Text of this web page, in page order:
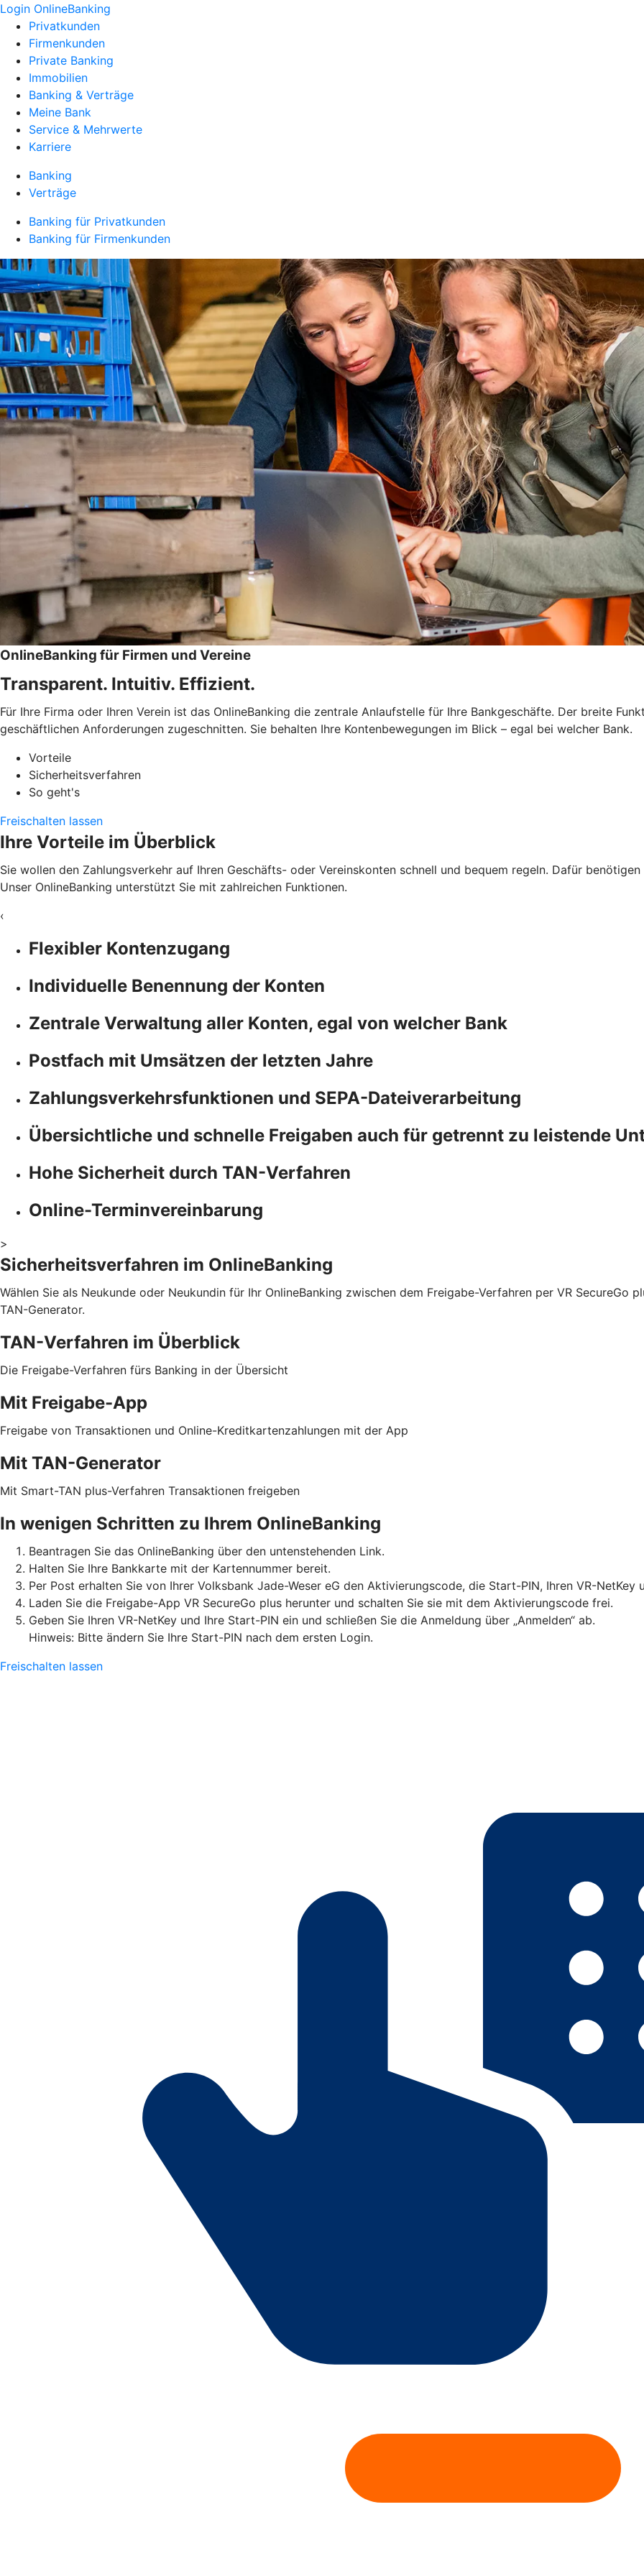
Login OnlineBanking
Privatkunden
Firmenkunden
Private Banking
Immobilien
Banking & Verträge
Meine Bank
Service & Mehrwerte
Karriere
Banking
Verträge
Banking für Privatkunden
Banking für Firmenkunden
OnlineBanking für Firmen und Vereine
Transparent. Intuitiv. Effizient.
Für Ihre Firma oder Ihren Verein ist das OnlineBanking die zentrale Anlaufstelle für Ihre Bankgeschäfte. Der breite
geschäftlichen Anforderungen zugeschnitten. Sie behalten Ihre Kontenbewegungen im Blick – egal bei welcher Bank.
Vorteile
Sicherheitsverfahren
So geht's
Freischalten lassen
Ihre Vorteile im Überblick
Sie wollen den Zahlungsverkehr auf Ihren Geschäfts- oder Vereinskonten schnell und bequem regeln. Dafür
Unser OnlineBanking unterstützt Sie mit zahlreichen Funktionen.
‹
Flexibler Kontenzugang
Individuelle Benennung der Konten
Zentrale Verwaltung aller Konten, egal von welcher Bank
Postfach mit Umsätzen der letzten Jahre
Zahlungsverkehrsfunktionen und SEPA-Dateiverarbeitung
Übersichtliche und schnelle Freigaben auch für getrennt zu leistende
Hohe Sicherheit durch TAN-Verfahren
Online-Terminvereinbarung
>
Sicherheitsverfahren im OnlineBanking
Wählen Sie als Neukunde oder Neukundin für Ihr OnlineBanking zwischen dem Freigabe-Verfahren per VR SecureGo
TAN-Generator.
TAN-Verfahren im Überblick
Die Freigabe-Verfahren fürs Banking in der Übersicht
Mit Freigabe-App
Freigabe von Transaktionen und Online-Kreditkartenzahlungen mit der App
Mit TAN-Generator
Mit Smart-TAN plus-Verfahren Transaktionen freigeben
In wenigen Schritten zu Ihrem OnlineBanking
Beantragen Sie das OnlineBanking über den untenstehenden Link.
Halten Sie Ihre Bankkarte mit der Kartennummer bereit.
Per Post erhalten Sie von Ihrer Volksbank Jade-Weser eG den Aktivierungscode, die Start-PIN, Ihren VR-
Laden Sie die Freigabe-App VR SecureGo plus herunter und schalten Sie sie mit dem Aktivierungscode frei.
Geben Sie Ihren VR-NetKey und Ihre Start-PIN ein und schließen Sie die Anmeldung über „Anmelden“ ab.
Hinweis: Bitte ändern Sie Ihre Start-PIN nach dem ersten Login.
Freischalten lassen